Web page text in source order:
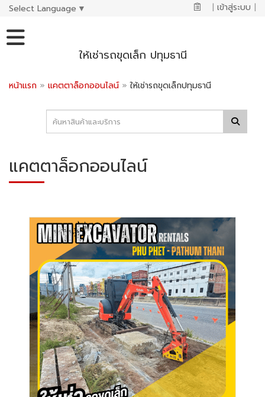
Select Language ▼ | เข้าสู่ระบบ |
ให้เช่ารถขุดเล็ก ปทุมธานี
หน้าแรก » แคตตาล็อกออนไลน์ » ให้เช่ารถขุดเล็กปทุมธานี
แคตตาล็อกออนไลน์